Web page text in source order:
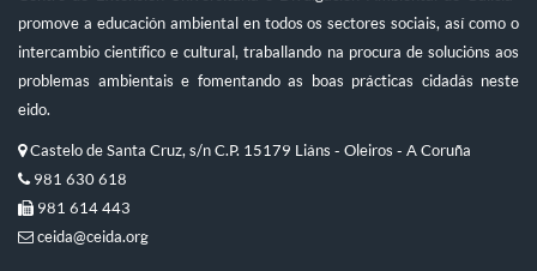
promove a educación ambiental en todos os sectores sociais, así como o
intercambio científico e cultural, traballando na procura de solucións aos
problemas ambientais e fomentando as boas prácticas cidadás neste
eido.
Castelo de Santa Cruz, s/n C.P. 15179 Liáns - Oleiros - A Coruña
981 630 618
981 614 443
ceida@ceida.org